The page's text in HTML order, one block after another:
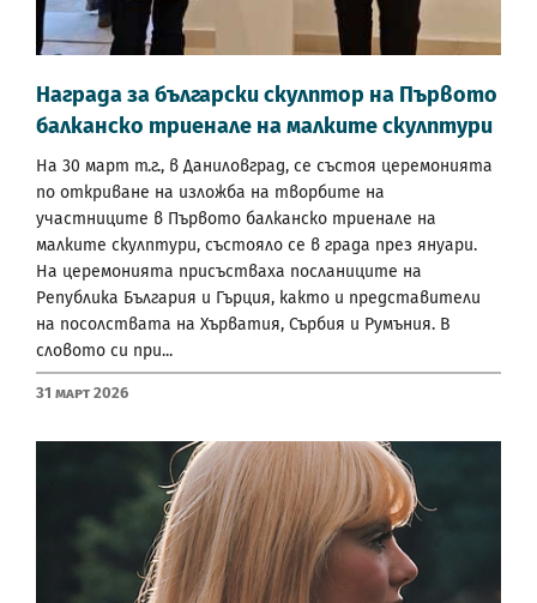
Награда за български скулптор на Първото
балканско триенале на малките скулптури
На 30 март т.г., в Даниловград, се състоя церемонията
по откриване на изложба на творбите на
участниците в Първото балканско триенале на
малките скулптури, състояло се в града през януари.
На церемонията присъстваха посланиците на
Република България и Гърция, както и представители
на посолствата на Хърватия, Сърбия и Румъния. В
словото си при...
31 Март 2026